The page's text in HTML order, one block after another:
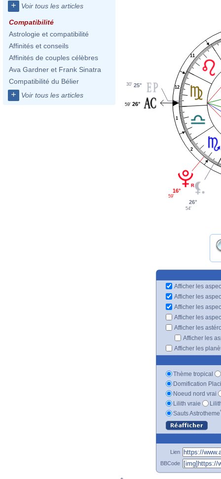
+ Voir tous les articles
Compatibilité
Astrologie et compatibilité
Affinités et conseils
Affinités de couples célèbres
Ava Gardner et Frank Sinatra
Compatibilité du Bélier
+ Voir tous les articles
1
2
11
12
25°
30'
26°
59'
16°
59'
26°
54'
Afficher les
Afficher les
Afficher les
Afficher les
Afficher les
Afficher les
Afficher les
Thème tropical
Domification
Noeud nord vrai
Lilith vraie
Sauts Astrotheme
Lien
BBCode